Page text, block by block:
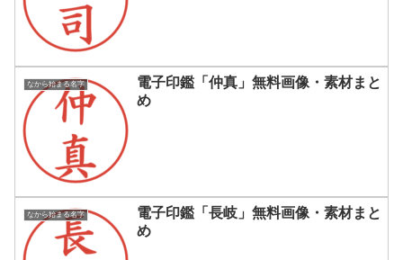
なから始まる名字
電子印鑑「仲真」無料画像・素材まと
め
なから始まる名字
電子印鑑「長岐」無料画像・素材まと
め